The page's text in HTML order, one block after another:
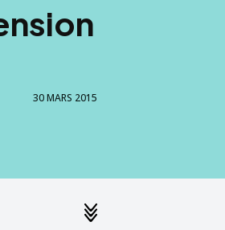
30 MARS 2015